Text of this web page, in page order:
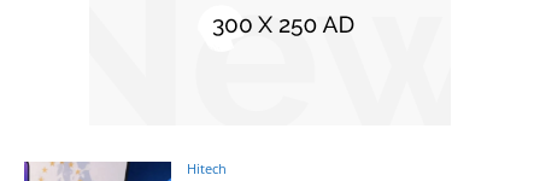
Hitech